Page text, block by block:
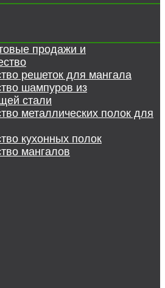
продажи и
решеток для мангала
шампуров из
стали
металлических полок для
кухонных полок
мангалов